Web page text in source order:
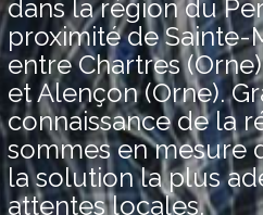
dans la région du
proximité de
entre Chartres
et Alençon (Orne).
connaissance de la
sommes en mesure
la solution la plus
attentes locales.